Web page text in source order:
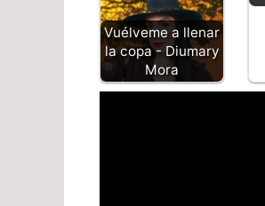
Vuélveme a llenar
la copa - Diumary
Mora